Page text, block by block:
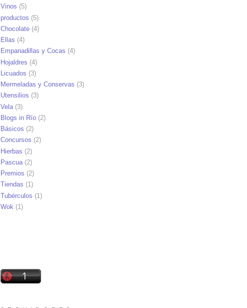
Vinos (5)
productos (5)
Chocolate (4)
Ellas (4)
Empanadillas y Cocas (4)
Hojaldres (4)
Licuados (3)
Mermeladas y Conservas (3)
Utensilios (3)
Vela (3)
Blogs in Río (2)
Básicos (2)
Concursos (2)
Hierbas (2)
Pascua (2)
Premios (2)
Tiendas (1)
Tubérculos (1)
Wok (1)